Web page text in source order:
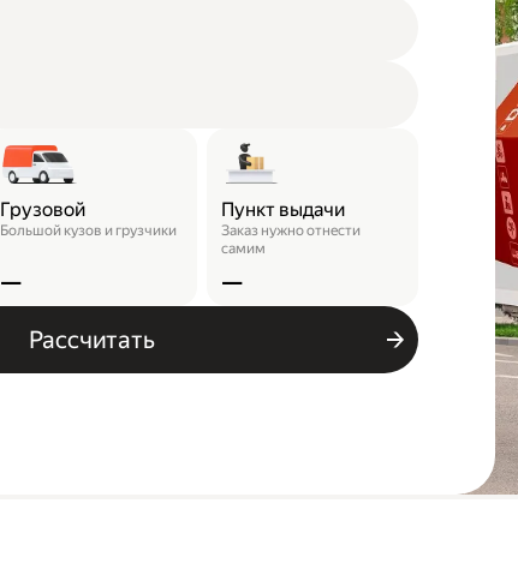
Грузовой
Большой кузов и грузчики
—
Пункт выдачи
Заказ нужно отнести
самим
—
Рассчитать